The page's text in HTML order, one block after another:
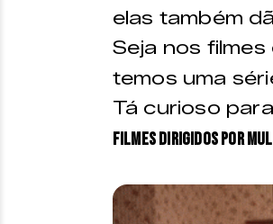
elas também
Seja nos filmes
temos uma
Tá curioso
filmes dirigidos por